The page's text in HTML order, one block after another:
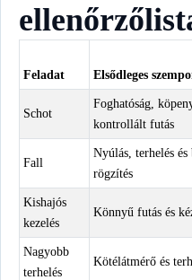
Feladat Elsődleges
Schot
Foghatóság,
kontrollált futás
Fall
Nyúlás, terhelés és
rögzítés
Kishajós
kezelés
Könnyű futás és
Nagyobb
terhelés
Kötélátmérő és